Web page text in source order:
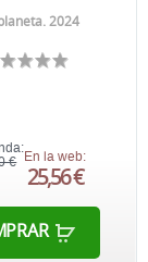
2024
€ En la web:
25,56 €